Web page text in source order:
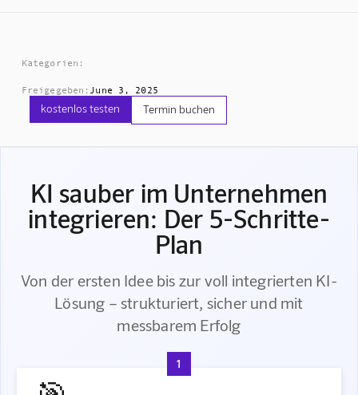
Kategorien:
Freigegeben: June 3, 2025
kostenlos testen Termin buchen
KI sauber im Unternehmen
integrieren: Der 5-Schritte-
Plan
Von der ersten Idee bis zur voll integrierten KI-
Lösung – strukturiert, sicher und mit
messbarem Erfolg
1